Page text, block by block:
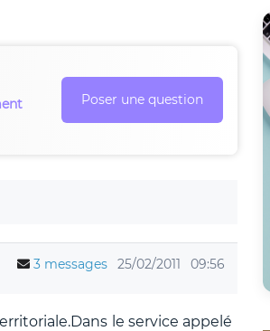
Poser une question
3 messages 25/02/2011 09:56
le service appelé